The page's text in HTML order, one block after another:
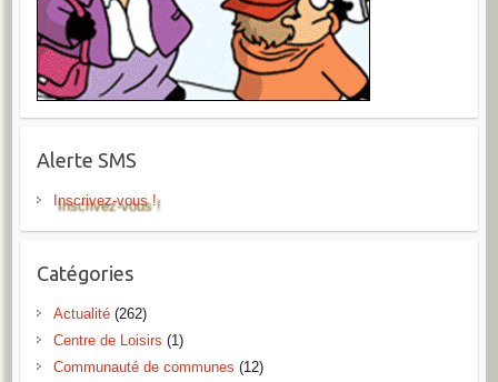
Alerte SMS
Inscrivez-vous !
Catégories
Actualité(262)
Centre de Loisirs (1)
Communauté de communes (12)